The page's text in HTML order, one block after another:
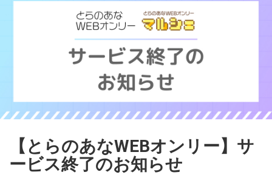
【とらのあなWEBオンリー】サ
ービス終了のお知らせ